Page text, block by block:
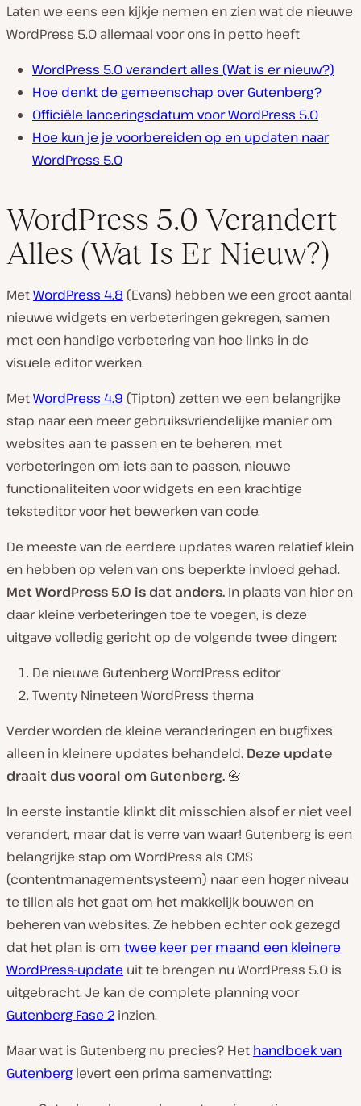
Laten we eens een kijkje nemen en zien wat de nieuwe
WordPress 5.0 allemaal voor ons in petto heeft
WordPress 5.0 verandert alles (Wat is er nieuw?)
Hoe denkt de gemeenschap over Gutenberg?
Officiële lanceringsdatum voor WordPress 5.0
Hoe kun je je voorbereiden op en updaten naar
WordPress 5.0
WordPress 5.0 Verandert
Alles (Wat Is Er Nieuw?)
MetWordPress 4.8 (Evans) hebben we een groot aantal
nieuwe widgets en verbeteringen gekregen, samen
met een handige verbetering van hoe links in de
visuele editor werken.
MetWordPress 4.9 (Tipton) zetten we een belangrijke
stap naar een meer gebruiksvriendelijke manier om
websites aan te passen en te beheren, met
verbeteringen om iets aan te passen, nieuwe
functionaliteiten voor widgets en een krachtige
teksteditor voor het bewerken van code.
De meeste van de eerdere updates waren relatief klein
en hebben op velen van ons beperkte invloed gehad.
Met WordPress 5.0 is dat anders. In plaats van hier en
daar kleine verbeteringen toe te voegen, is deze
uitgave volledig gericht op de volgende twee dingen:
De nieuwe Gutenberg WordPress editor
Twenty Nineteen WordPress thema
Verder worden de kleine veranderingen en bugfixes
alleen in kleinere updates behandeld. Deze update
draait dus vooral om Gutenberg. 📇
In eerste instantie klinkt dit misschien alsof er niet veel
verandert, maar dat is verre van waar! Gutenberg is een
belangrijke stap om WordPress als CMS
(contentmanagementsysteem) naar een hoger niveau
te tillen als het gaat om het makkelijk bouwen en
beheren van websites. Ze hebben echter ook gezegd
dat het plan is om twee keer per maand een kleinere
WordPress-update uit te brengen nu WordPress 5.0 is
uitgebracht. Je kan de complete planning voor
Gutenberg Fase 2 inzien.
Maar wat is Gutenberg nu precies? Het handboek van
Gutenberg levert een prima samenvatting: